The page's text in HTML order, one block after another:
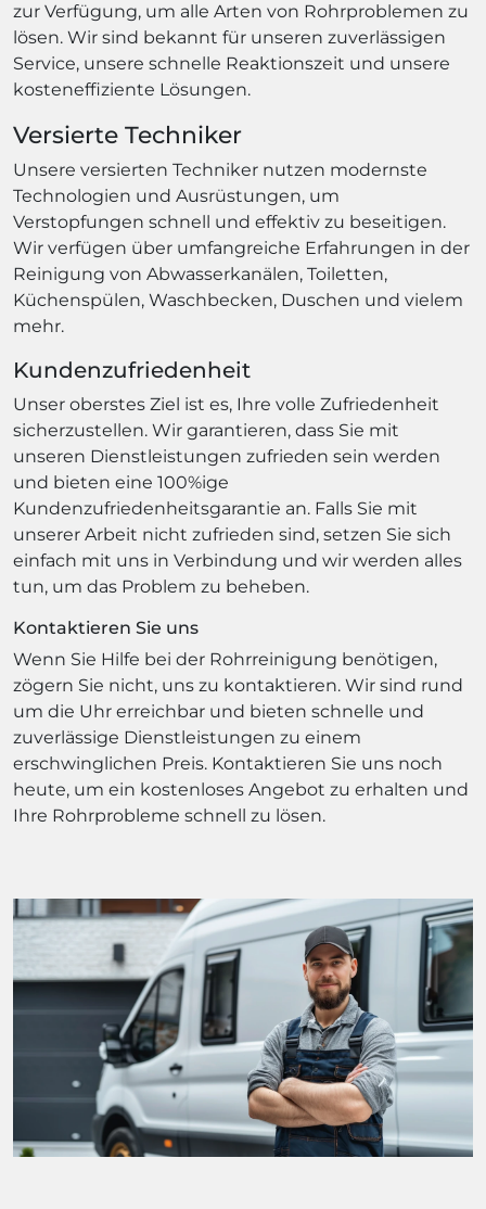
zur Verfügung, um alle Arten von Rohrproblemen zu
lösen. Wir sind bekannt für unseren zuverlässigen
Service, unsere schnelle Reaktionszeit und unsere
kosteneffiziente Lösungen.
Versierte Techniker
Unsere versierten Techniker nutzen modernste
Technologien und Ausrüstungen, um
Verstopfungen schnell und effektiv zu beseitigen.
Wir verfügen über umfangreiche Erfahrungen in der
Reinigung von Abwasserkanälen, Toiletten,
Küchenspülen, Waschbecken, Duschen und vielem
mehr.
Kundenzufriedenheit
Unser oberstes Ziel ist es, Ihre volle Zufriedenheit
sicherzustellen. Wir garantieren, dass Sie mit
unseren Dienstleistungen zufrieden sein werden
und bieten eine 100%ige
Kundenzufriedenheitsgarantie an. Falls Sie mit
unserer Arbeit nicht zufrieden sind, setzen Sie sich
einfach mit uns in Verbindung und wir werden alles
tun, um das Problem zu beheben.
Kontaktieren Sie uns
Wenn Sie Hilfe bei der Rohrreinigung benötigen,
zögern Sie nicht, uns zu kontaktieren. Wir sind rund
um die Uhr erreichbar und bieten schnelle und
zuverlässige Dienstleistungen zu einem
erschwinglichen Preis. Kontaktieren Sie uns noch
heute, um ein kostenloses Angebot zu erhalten und
Ihre Rohrprobleme schnell zu lösen.